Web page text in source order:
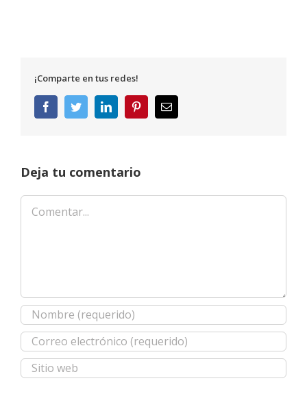
¡Comparte en tus redes!
FacebookTwitterLinkedInPinterestCorreo
electrónico
Deja tu comentario
Comentar